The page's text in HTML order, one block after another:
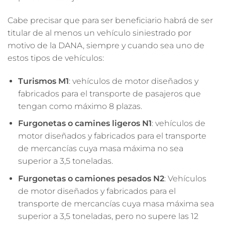
Cabe precisar que para ser beneficiario habrá de ser
titular de al menos un vehículo siniestrado por
motivo de la DANA, siempre y cuando sea uno de
estos tipos de vehículos:
Turismos M1: vehículos de motor diseñados y
fabricados para el transporte de pasajeros que
tengan como máximo 8 plazas.
Furgonetas o camines ligeros N1: vehículos de
motor diseñados y fabricados para el transporte
de mercancías cuya masa máxima no sea
superior a 3,5 toneladas.
Furgonetas o camiones pesados N2: Vehículos
de motor diseñados y fabricados para el
transporte de mercancías cuya masa máxima sea
superior a 3,5 toneladas, pero no supere las 12